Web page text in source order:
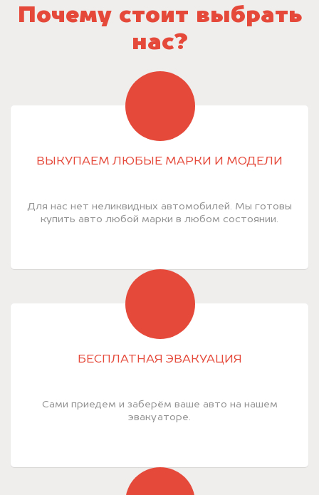
Почему стоит выбрать
нас?
ВЫКУПАЕМ ЛЮБЫЕ МАРКИ И МОДЕЛИ
Для нас нет неликвидных автомобилей. Мы готовы
купить авто любой марки в любом состоянии.
БЕСПЛАТНАЯ ЭВАКУАЦИЯ
Сами приедем и заберём ваше авто на нашем
эвакуаторе.